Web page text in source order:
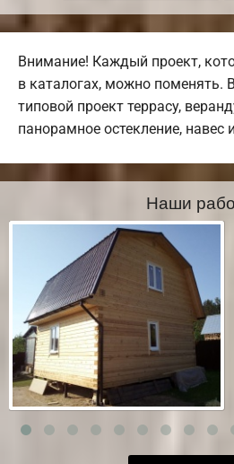
Внимание! Каждый проект,
в каталогах, можно поменять.
типовой проект террасу,
панорамное остекление, навес
Наши